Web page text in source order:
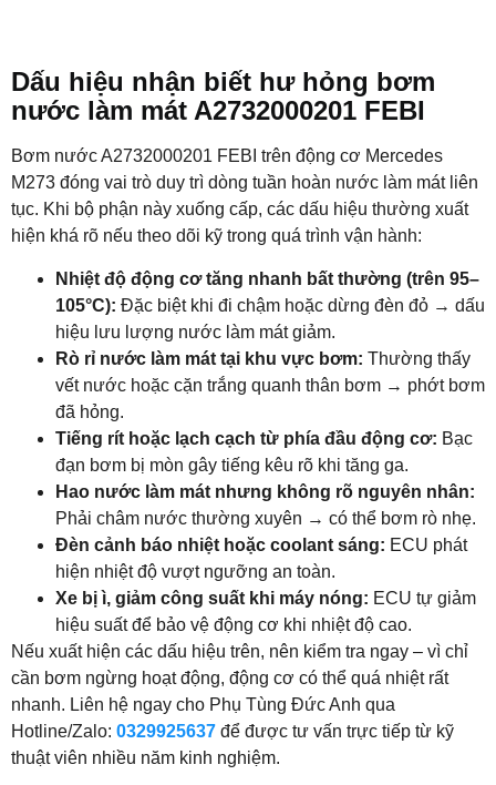
Dấu hiệu nhận biết hư hỏng bơm
nước làm mát A2732000201 FEBI
Bơm nước A2732000201 FEBI trên động cơ Mercedes
M273 đóng vai trò duy trì dòng tuần hoàn nước làm mát liên
tục. Khi bộ phận này xuống cấp, các dấu hiệu thường xuất
hiện khá rõ nếu theo dõi kỹ trong quá trình vận hành:
Nhiệt độ động cơ tăng nhanh bất thường (trên 95–
105°C): Đặc biệt khi đi chậm hoặc dừng đèn đỏ → dấu
hiệu lưu lượng nước làm mát giảm.
Rò rỉ nước làm mát tại khu vực bơm: Thường thấy
vết nước hoặc cặn trắng quanh thân bơm → phớt bơm
đã hỏng.
Tiếng rít hoặc lạch cạch từ phía đầu động cơ: Bạc
đạn bơm bị mòn gây tiếng kêu rõ khi tăng ga.
Hao nước làm mát nhưng không rõ nguyên nhân:
Phải châm nước thường xuyên → có thể bơm rò nhẹ.
Đèn cảnh báo nhiệt hoặc coolant sáng: ECU phát
hiện nhiệt độ vượt ngưỡng an toàn.
Xe bị ì, giảm công suất khi máy nóng: ECU tự giảm
hiệu suất để bảo vệ động cơ khi nhiệt độ cao.
Nếu xuất hiện các dấu hiệu trên, nên kiểm tra ngay – vì chỉ
cần bơm ngừng hoạt động, động cơ có thể quá nhiệt rất
nhanh. Liên hệ ngay cho Phụ Tùng Đức Anh qua
Hotline/Zalo: 0329925637 để được tư vấn trực tiếp từ kỹ
thuật viên nhiều năm kinh nghiệm.